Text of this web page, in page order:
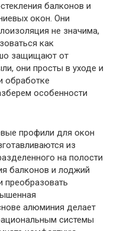
балконов и
окон. Они
не значима,
как
защищают от
они просты в уходе и
обработке
особенности
профили для окон
из
на полости
балконов и лоджий
преобразовать
алюминия делает
системы